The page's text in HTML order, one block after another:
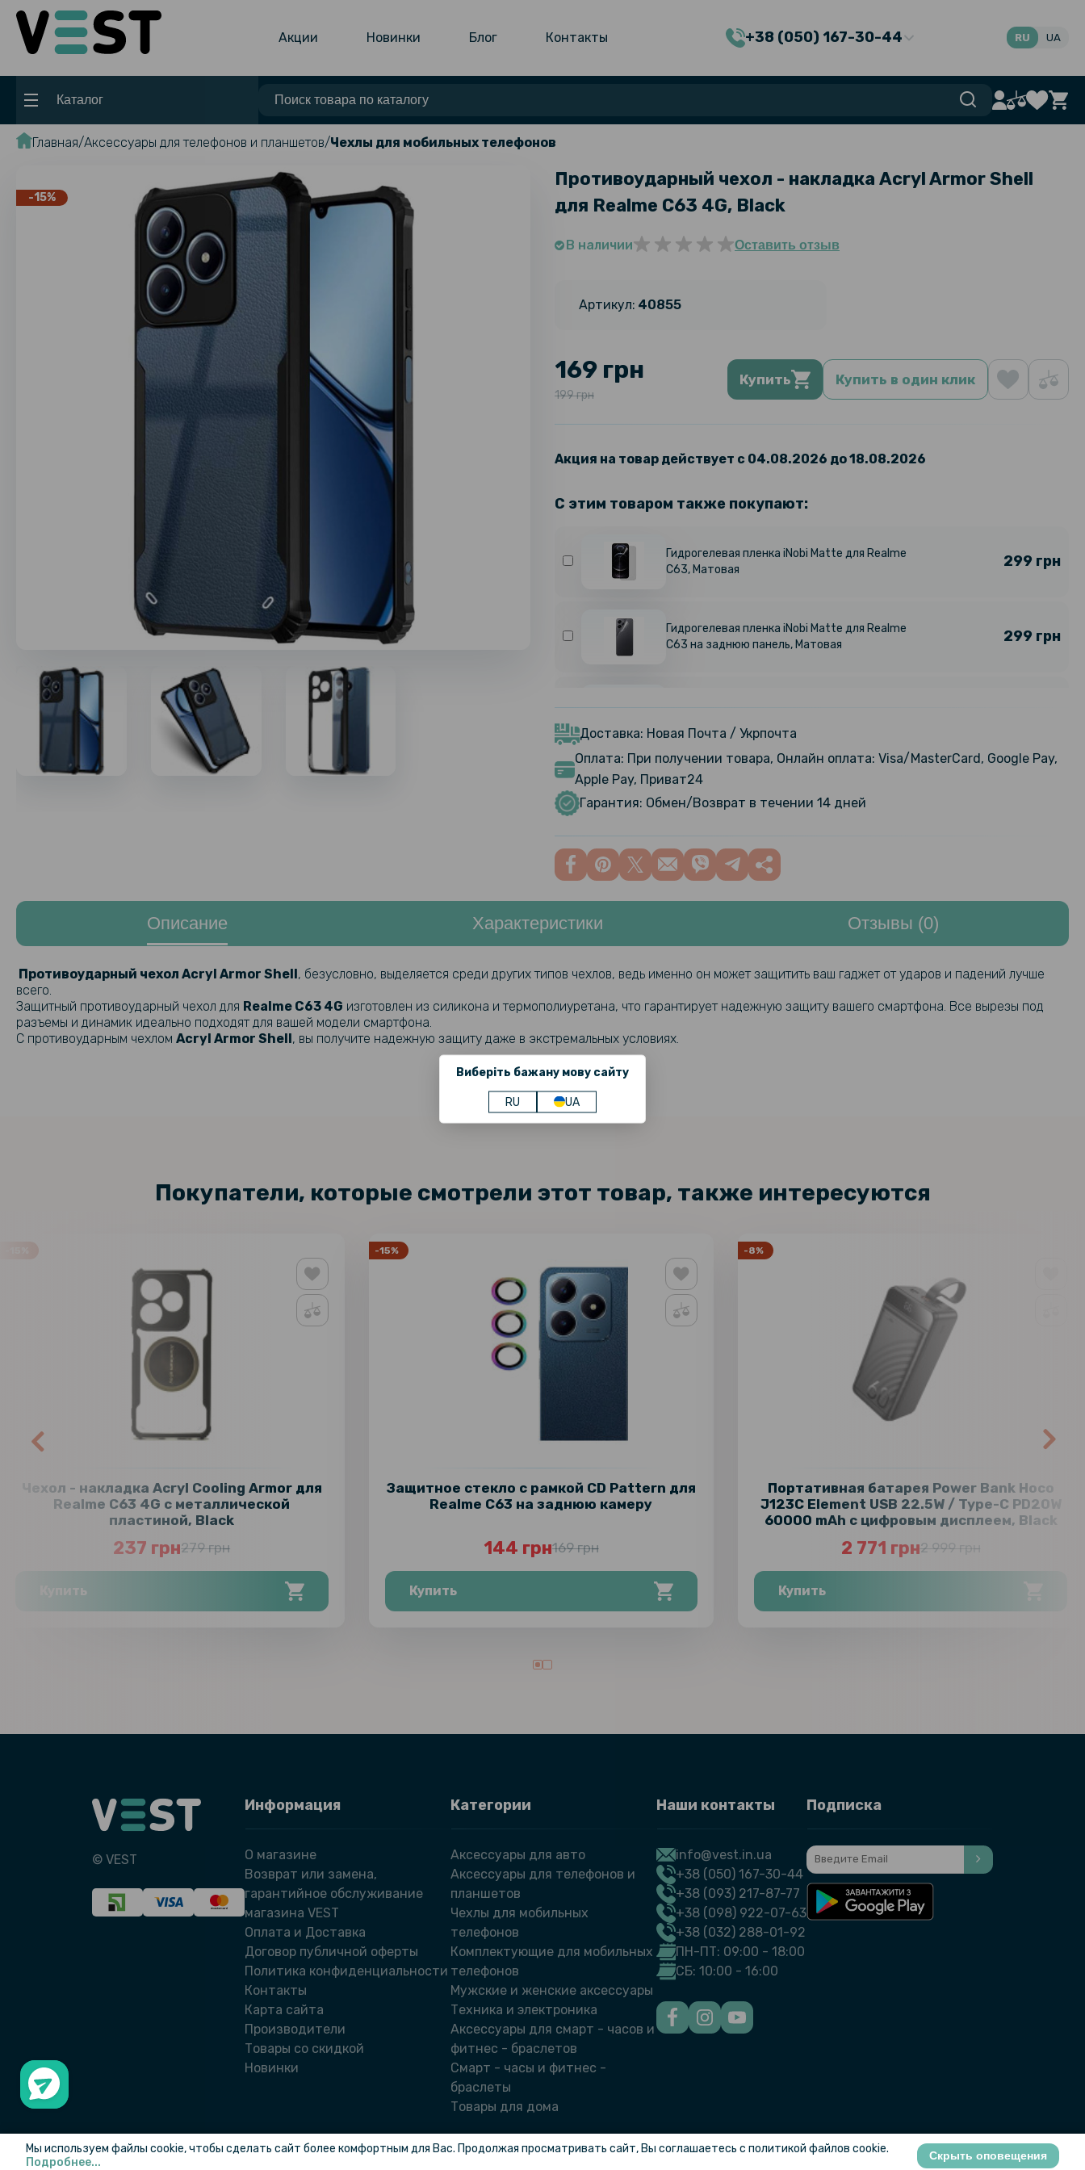
Акции Новинки Блог Контакты +38 (050) 167-30-44
Виберіть бажану мову сайту
RU UA
RU UA
Каталог
Главная Аксессуары для телефонов и планшетов Чехлы для мобильных телефонов
-15%
Противоударный чехол - накладка Acryl Armor Shell
для Realme C63 4G, Black
В наличии Оставить отзыв
Артикул: 40855
169 грн
199 грн
Купить Купить в один клик
Акция на товар действует с 04.08.2026 до 18.08.2026
С этим товаром также покупают:
Гидрогелевая пленка iNobi Matte для Realme
C63, Матовая
299 грн
Гидрогелевая пленка iNobi Matte для Realme
C63 на заднюю панель, Матовая
299 грн
Защитное стекло с рамкой CD Pattern для
Realme C63 на заднюю камеру
Доставка: Новая Почта / Укрпочта
Оплата: При получении товара, Онлайн оплата: Visa/MasterCard, Google Pay,
Apple Pay, Приват24
Гарантия: Обмен/Возврат в течении 14 дней
Описание Характеристики Отзывы (0)
Противоударный чехол Acryl Armor Shell, безусловно, выделяется среди других типов чехлов, ведь именно он может защитить ваш гаджет от ударов и падений лучше
всего.
Защитный противоударный чехол для Realme C63 4G​ изготовлен из силикона и термополиуретана, что гарантирует надежную защиту вашего смартфона. Все вырезы под
разъемы и динамик идеально подходят для вашей модели смартфона.
С противоударным чехлом Acryl Armor Shell, вы получите надежную защиту даже в экстремальных условиях.
Покупатели, которые смотрели этот товар, также интересуются
Чехол - накладка Acryl Cooling Armor для
Realme C63 4G с металлической
пластиной, Black
237 грн279 грн
Купить
-15%
Защитное стекло с рамкой CD Pattern для
Realme C63 на заднюю камеру
144 грн169 грн
Купить
-8%
Портативная батарея Power Bank Hoco
J123C Element USB 22.5W / Type-C PD20W
60000 mAh с цифровым дисплеем, Black
2 771 грн2 999 грн
Купить
© VEST
Информация
О магазине
Возврат или замена,
гарантийное обслуживание
магазина VEST
Оплата и Доставка
Договор публичной оферты
Политика конфиденциальности
Контакты
Карта сайта
Производители
Товары со скидкой
Новинки
Категории
Аксессуары для авто
Аксессуары для телефонов и
планшетов
Чехлы для мобильных
телефонов
Комплектующие для мобильных
телефонов
Мужские и женские аксессуары
Техника и электроника
Аксессуары для смарт - часов и
фитнес - браслетов
Смарт - часы и фитнес -
браслеты
Товары для дома
Наши контакты
info@vest.in.ua
+38 (050) 167-30-44
+38 (093) 217-87-77
+38 (098) 922-07-63
+38 (032) 288-01-92
ПН-ПТ: 09:00 - 18:00
СБ: 10:00 - 16:00
Подписка
Мы используем файлы cookie, чтобы сделать сайт более комфортным для Вас. Продолжая просматривать сайт, Вы соглашаетесь с политикой файлов cookie.
Подробнее...
Скрыть оповещения